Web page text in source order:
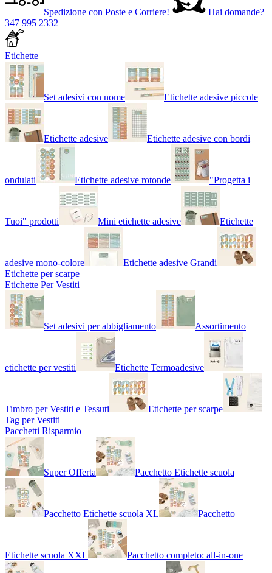
Spedizione con Poste e Corriere!
Hai domande?
347 995 2332
Etichette
Set adesivi con nome Etichette adesive piccole
Etichette adesive Etichette adesive con bordi
ondulati Etichette adesive rotonde "Progetta i
Tuoi" prodotti Mini etichette adesive Etichette
adesive mono-colore
Etichette adesive Grandi
Etichette per scarpe
Etichette Per Vestiti
Set adesivi per abbigliamento Assortimento
etichette per vestiti Etichette Termoadesive
Timbro per Vestiti e Tessuti
Etichette per scarpe
Tag per Vestiti
Pacchetti Risparmio
Super Offerta Pacchetto Etichette scuola
Pacchetto Etichette scuola XL Pacchetto
Etichette scuola XXL Pacchetto completo: all-in-one